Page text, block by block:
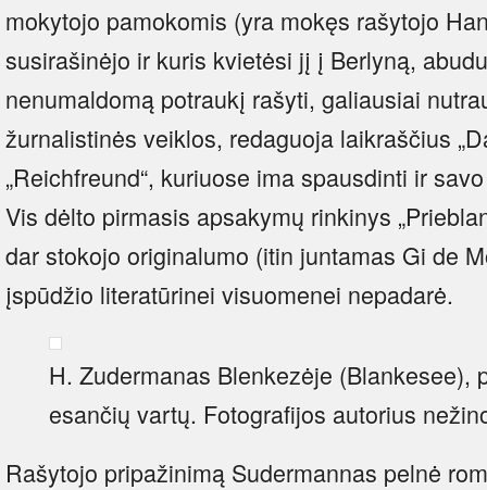
mokytojo pamokomis (yra mokęs rašytojo
susirašinėjo ir kuris kvietėsi jį į Berlyną,
nenumaldomą potraukį rašyti, galiausiai
žurnalistinės veiklos, redaguoja laikraščius
„Reichfreund“, kuriuose ima spausdinti ir
Vis dėlto pirmasis apsakymų rinkinys
dar stokojo originalumo (itin juntamas Gi de
įspūdžio literatūrinei visuomenei nepadarė.
H. Zudermanas Blenkezėje (Blankesee),
esančių vartų. Fotografijos autorius
Rašytojo pripažinimą Sudermannas pelnė